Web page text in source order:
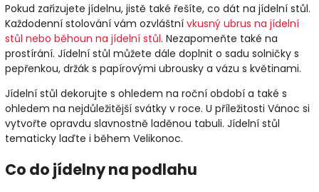
Pokud zařizujete jídelnu, jistě také řešíte, co dát na jídelní stůl.
Každodenní stolování vám ozvláštní vkusný ubrus na jídelní
stůl nebo běhoun na jídelní stůl. Nezapomeňte také na
prostírání. Jídelní stůl můžete dále doplnit o sadu solničky s
pepřenkou, držák s papírovými ubrousky a vázu s květinami.
Jídelní stůl dekorujte s ohledem na roční období a také s
ohledem na nejdůležitější svátky v roce. U příležitosti Vánoc si
vytvořte opravdu slavnostně laděnou tabuli. Jídelní stůl
tematicky laďte i během Velikonoc.
Co do jídelny na podlahu